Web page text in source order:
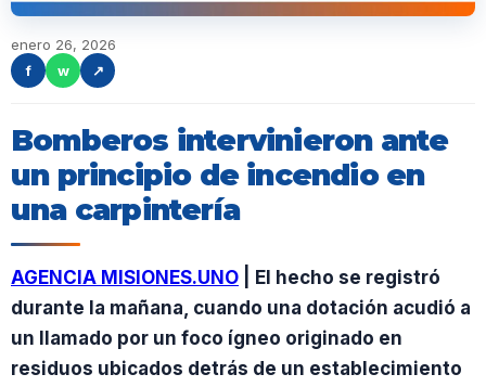
enero 26, 2026
f
w ↗
Bomberos intervinieron ante
un principio de incendio en
una carpintería
AGENCIA MISIONES.UNO | El hecho se registró
durante la mañana, cuando una dotación acudió a
un llamado por un foco ígneo originado en
residuos ubicados detrás de un establecimiento